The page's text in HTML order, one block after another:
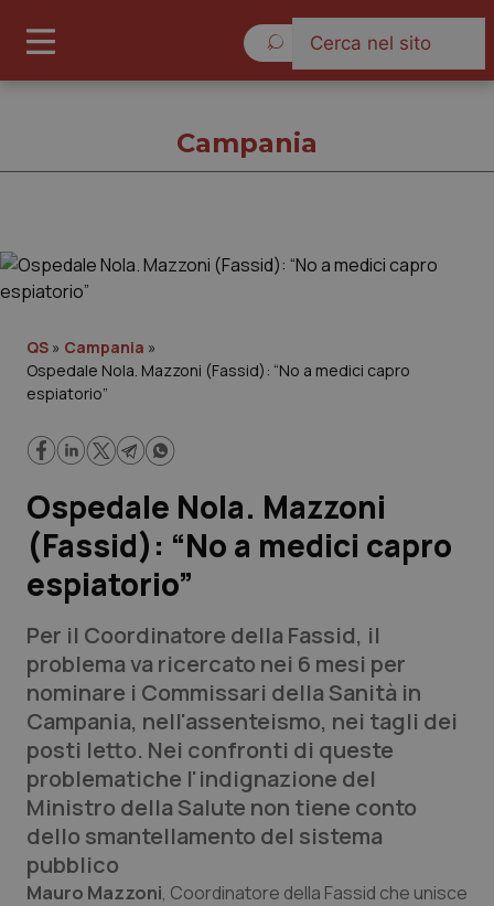
Governo e Parlamento
Regioni e Asl
Lavoro e Professioni
Scienza e Farmaci
Studi e Analisi
Lettere al direttore
Edizioni Regionali
QS Pro
Professionisti Sanitari.AI
Abruzzo
QS Pro Gold
Campania
QS » Campania »
Ospedale Nola. Mazzoni (Fassid): “No a medici capro
espiatorio”
Ospedale Nola. Mazzoni
(Fassid): “No a medici capro
espiatorio”
Per il Coordinatore della Fassid, il
problema va ricercato nei 6 mesi per
nominare i Commissari della Sanità in
Campania, nell'assenteismo, nei tagli dei
posti letto. Nei confronti di queste
problematiche l'indignazione del
Ministro della Salute non tiene conto
dello smantellamento del sistema
pubblico
Mauro Mazzoni, Coordinatore della Fassid che unisce